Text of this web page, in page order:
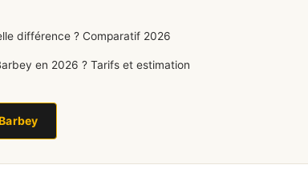
différence ? Comparatif 2026
en 2026 ? Tarifs et estimation